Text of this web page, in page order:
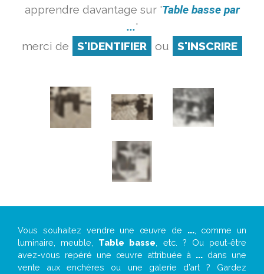
apprendre davantage sur 'Table basse par
...'
merci de
S'IDENTIFIER ou S'INSCRIRE
Vous souhaitez vendre une œuvre de ..., comme un
luminaire, meuble, Table basse , etc. ? Ou peut-être
avez-vous repéré une œuvre attribuée à ... dans une
vente aux enchères ou une galerie d’art ? Gardez